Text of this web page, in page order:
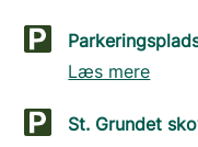
Læs mere
St. Grundet